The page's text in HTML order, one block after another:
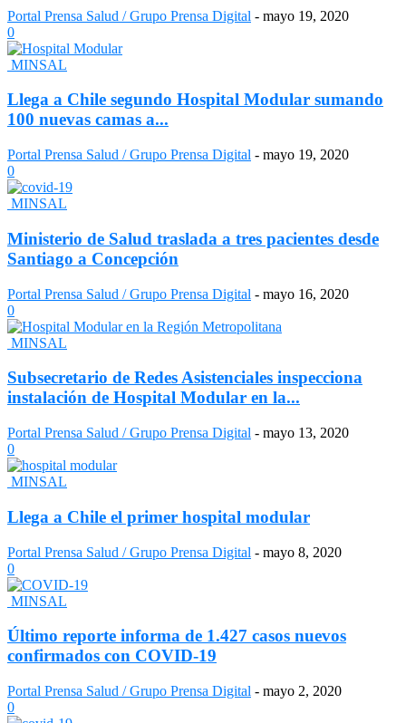
Portal Prensa Salud / Grupo Prensa Digital - mayo 19, 2020
0
MINSAL
Llega a Chile segundo Hospital Modular sumando
100 nuevas camas a...
Portal Prensa Salud / Grupo Prensa Digital - mayo 19, 2020
0
MINSAL
Ministerio de Salud traslada a tres pacientes desde
Santiago a Concepción
Portal Prensa Salud / Grupo Prensa Digital - mayo 16, 2020
0
MINSAL
Subsecretario de Redes Asistenciales inspecciona
instalación de Hospital Modular en la...
Portal Prensa Salud / Grupo Prensa Digital - mayo 13, 2020
0
MINSAL
Llega a Chile el primer hospital modular
Portal Prensa Salud / Grupo Prensa Digital - mayo 8, 2020
0
MINSAL
Último reporte informa de 1.427 casos nuevos
confirmados con COVID-19
Portal Prensa Salud / Grupo Prensa Digital - mayo 2, 2020
0